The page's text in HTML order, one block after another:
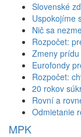
Slovenské
Uspokojíme
Nič sa
Rozpočet:
Zmeny
Eurofondy
Rozpočet:
20 rokov
Rovní a
Odmietanie
MPK